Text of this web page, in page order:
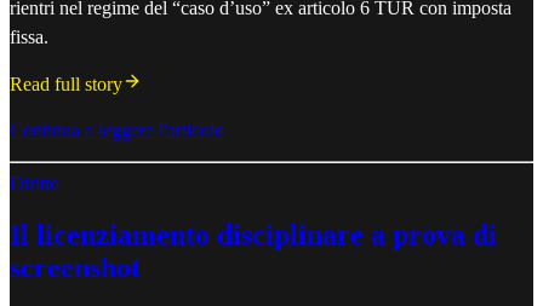
rientri nel regime del “caso d’uso” ex articolo 6 TUR con imposta
fissa.
Read full story
Continua a leggere l'articolo
Diritto
Il licenziamento disciplinare a prova di
screenshot